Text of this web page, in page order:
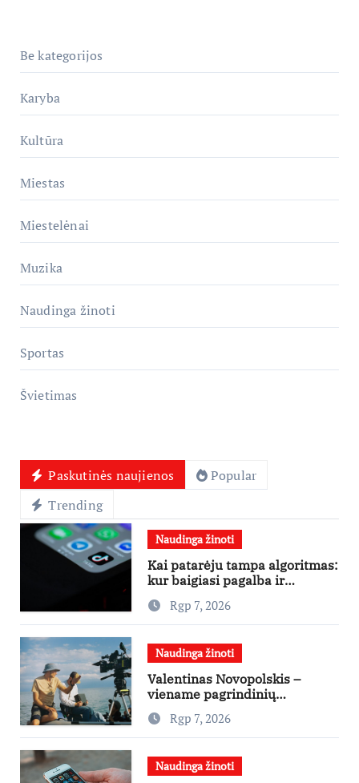
Be kategorijos
Karyba
Kultūra
Miestas
Miestelėnai
Muzika
Naudinga žinoti
Sportas
Švietimas
Paskutinės naujienos
Popular
Trending
Naudinga žinoti
Kai patarėju tampa algoritmas:
kur baigiasi pagalba ir
prasideda reklama?
Rgp 7, 2026
Naudinga žinoti
Valentinas Novopolskis –
viename pagrindinių
vaidmenų penkių šalių filme
„Nugalėtoja“: Lietuvos kino
teatruose – nuo rugpjūčio 7-
osios
Rgp 7, 2026
Naudinga žinoti